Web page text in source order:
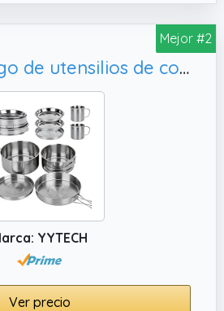
Cuisine en Acier Inoxydable
: Fabriqués en acier
qualité, nos ustensiles
pour résister aux
en extérieur.
Portable : Que vous
camp, prépariez un repas
de cuisine de camping
polyvalent.
Mejor #2
YYTECH Juego de utensilios de cocina para camping, juego de ollas apilables
YYTECH
Ver precio